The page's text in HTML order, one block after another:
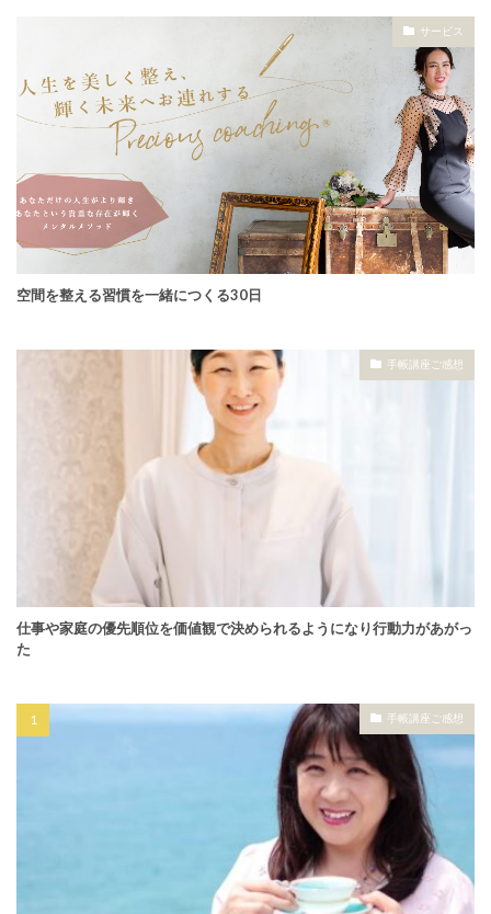
サービス
空間を整える習慣を一緒につくる30日
手帳講座ご感想
仕事や家庭の優先順位を価値観で決められるようになり行動力があがっ
た
手帳講座ご感想